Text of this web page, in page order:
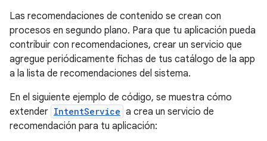
Las recomendaciones de contenido se crean con
procesos en segundo plano. Para que tu aplicación pueda
contribuir con recomendaciones, crear un servicio que
agregue periódicamente fichas de tus catálogo de la app
a la lista de recomendaciones del sistema.
En el siguiente ejemplo de código, se muestra cómo
extender IntentService a crea un servicio de
recomendación para tu aplicación: